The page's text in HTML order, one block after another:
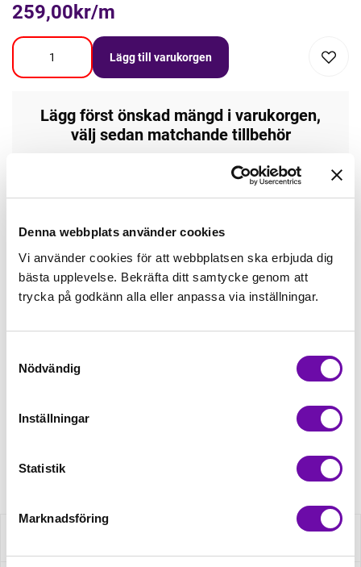
Denna webbplats använder cookies
Vi använder cookies för att webbplatsen ska erbjuda dig
bästa upplevelse. Bekräfta ditt samtycke genom att
trycka på godkänn alla eller anpassa via inställningar.
Nödvändig
Inställningar
Statistik
Marknadsföring
259,00kr/m
Lägg till varukorgen
Lägg först önskad mängd i varukorgen,
välj sedan matchande tillbehör
Tråd matchande +45,00kr
Mudd matchande +39,50kr
Enfärgat matchande +49,00kr
Minsta beställning: 0.5 m